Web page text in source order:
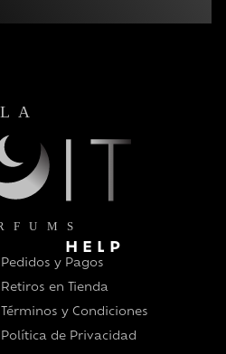
HELP
Pedidos y Pagos
Retiros en Tienda
Términos y Condiciones
Política de Privacidad